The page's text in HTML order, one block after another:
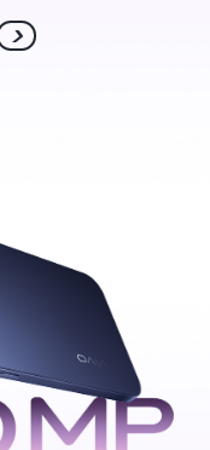
país/región